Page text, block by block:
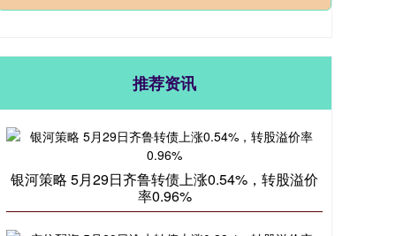
推荐资讯
银河策略 5月29日齐鲁转债上涨0.54%，转股溢价
率0.96%